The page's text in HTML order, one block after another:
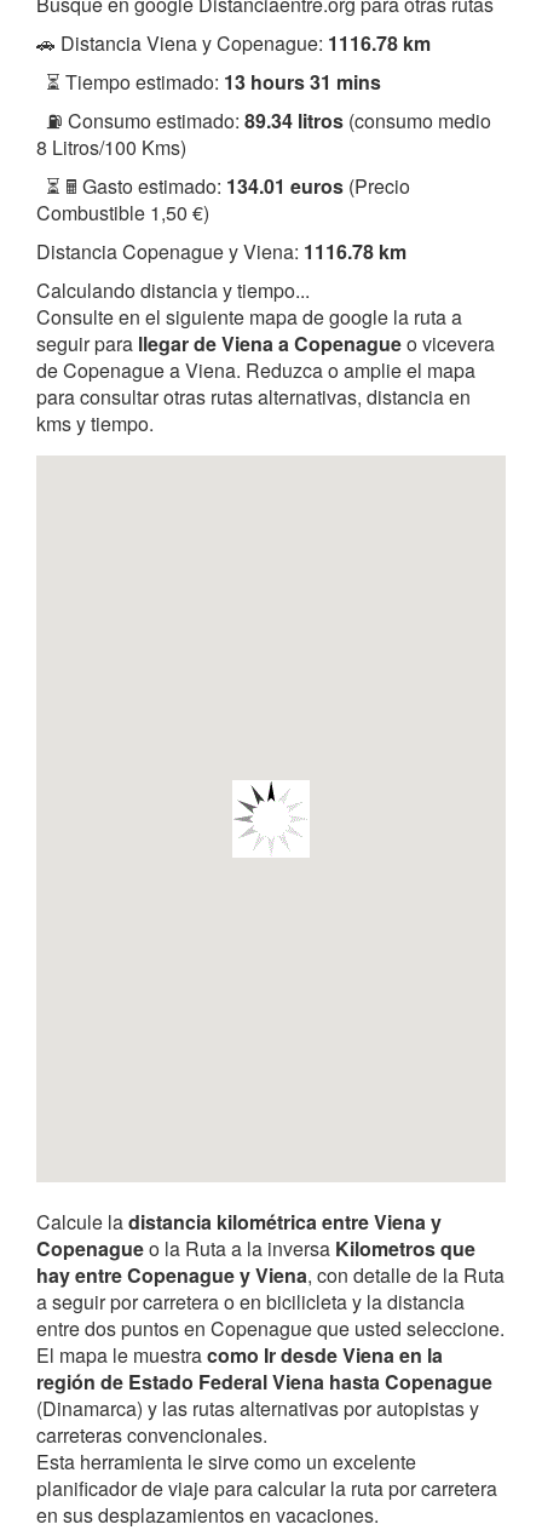
🚗 Distancia Viena y Copenague: 1116.78 km
⏳ Tiempo estimado: 13 hours 31 mins
⛽ Consumo estimado: 89.34 litros (consumo medio
8 Litros/100 Kms)
⏳ 🖩 Gasto estimado: 134.01 euros (Precio
Combustible 1,50 €)
Distancia Copenague y Viena: 1116.78 km
Calculando distancia y tiempo...
Consulte en el siguiente mapa de google la ruta a
seguir para llegar de Viena a Copenagueo vicevera
de Copenague a Viena. Reduzca o amplie el mapa
para consultar otras rutas alternativas, distancia en
kms y tiempo.
Calcule ladistancia kilométrica entre Viena y
Copenagueo la Ruta a la inversa Kilometros que
hay entre Copenague y Viena, con detalle de la Ruta
a seguir por carretera o en bicilicleta y la distancia
entre dos puntos en Copenague que usted seleccione.
El mapa le muestracomo Ir desde Viena en la
región de Estado Federal Viena hasta Copenague
(Dinamarca) y las rutas alternativas por autopistas y
carreteras convencionales.
Esta herramienta le sirve como un excelente
planificador de viaje para calcular la ruta por carretera
en sus desplazamientos en vacaciones.